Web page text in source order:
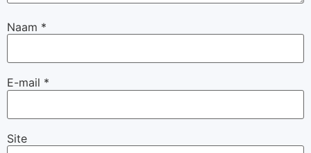
Naam *
E-mail *
Site